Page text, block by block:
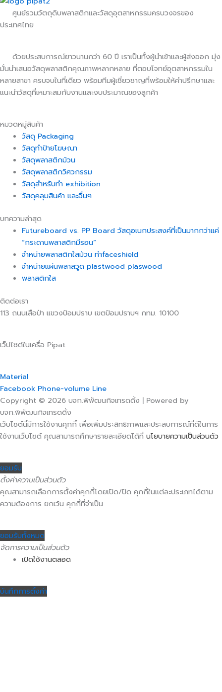
ศูนย์รวมวัตถุดิบพลาสติกและวัสดุอุตสาหกรรมครบวงจรของ
ประเทศไทย
ด้วยประสบการณ์ยาวนานกว่า 60 ปี เราเป็นทั้งผู้นำเข้าและผู้ส่งออก มุ่ง
มั่นนำเสนอวัสดุพลาสติกคุณภาพหลากหลาย ที่ตอบโจทย์อุตสาหกรรมใน
หลายสาขา ครบจบในที่เดียว พร้อมทีมผู้เชี่ยวชาญที่พร้อมให้คำปรึกษาและ
แนะนำวัสดุที่เหมาะสมกับงานและงบประมาณของลูกค้า
หมวดหมู่สินค้า
วัสดุ Packaging
วัสดุทำป้ายโฆษณา
วัสดุพลาสติกม้วน
วัสดุพลาสติกวิศวกรรม
วัสดุสำหรับทำ exhibition
วัสดุคลุมสินค้า และอื่นๆ
บทความล่าสุด
Futureboard vs. PP Board วัสดุอเนกประสงค์ที่เป็นมากกว่าแค่
“กระดานพลาสติกมีรอน”
จำหน่ายพลาสติกใสม้วน ทำfaceshield
จำหน่ายแผ่นพลาสวูด plastwood plaswood
พลาสติกใส
ติดต่อเรา
113 ถนนเสือป่า แขวงป้อมปราบ เขตป้อมปราบฯ กทม. 10100
เว็ปไซต์ในเครื่อ Pipat
Material
Facebook Phone-volume Line
Copyright © 2026 บจก.พิพัฒนกิจเทรดดิ้ง | Powered by
บจก.พิพัฒนกิจเทรดดิ้ง
เว็บไซต์นี้มีการใช้งานคุกกี้ เพื่อเพิ่มประสิทธิภาพและประสบการณ์ที่ดีในการ
ใช้งานเว็บไซต์ คุณสามารถศึกษารายละเอียดได้ที่ นโยบายความเป็นส่วนตัว
ยอมรับ
ตั้งค่าความเป็นส่วนตัว
คุณสามารถเลือกการตั้งค่าคุกกี้โดยเปิด/ปิด คุกกี้ในแต่ละประเภทได้ตาม
ความต้องการ ยกเว้น คุกกี้ที่จำเป็น
ยอมรับทั้งหมด
จัดการความเป็นส่วนตัว
เปิดใช้งานตลอด
บันทึกการตั้งค่า